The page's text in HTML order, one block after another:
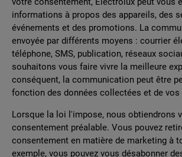
informations à propos des appareils, des
événements et des promotions. La
envoyée par différents moyens : courrier
téléphone, SMS, publication, réseaux
souhaitons vous faire vivre la meilleure
conséquent, la communication peut être
fonction des données collectées et de vos
Lorsque la loi l'impose, nous obtiendrons
consentement préalable. Vous pouvez
consentement en matière de marketing à
exemple, vous pouvez vous désabonner